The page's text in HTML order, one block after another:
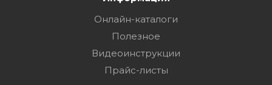
Онлайн-каталоги
Полезное
Видеоинструкции
Прайс-листы